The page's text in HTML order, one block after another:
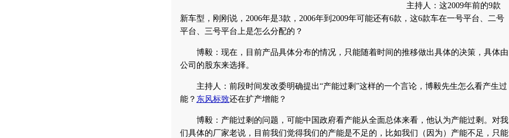
主持人：这2009年前的9款
新车型，刚刚说，2006年是3款，2006年到2009年可能还有6款，这6款车在一号平台、二号
平台、三号平台上是怎么分配的？
博毅：现在，目前产品具体分布的情况，只能随着时间的推移做出具体的决策，具体由
公司的股东来选择。
主持人：前段时间发改委明确提出“产能过剩”这样的一个言论，博毅先生怎么看产生过
能？ 东风标致还在扩产增能？
博毅：产能过剩的问题，可能中国政府看产能从全面总体来看，他认为产能过剩。对我
们具体的厂家老说，目前我们觉得我们的产能是不足的，比如我们（因为）产能不足，只能